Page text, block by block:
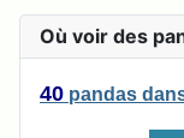
Où voir des
40 pandas